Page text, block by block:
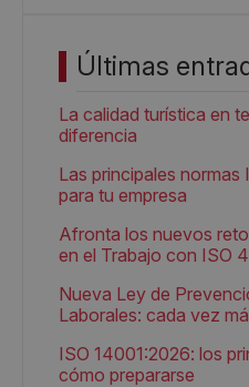
Últimas
La calidad turística en
diferencia
Las principales
para tu empresa
Afronta los nuevos
en el Trabajo con ISO
Nueva Ley de
Laborales: cada vez
ISO 14001:2026: los
cómo prepararse